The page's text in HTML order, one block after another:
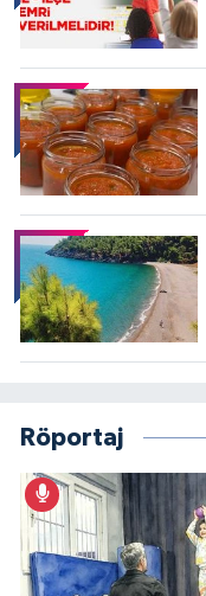
Röportaj